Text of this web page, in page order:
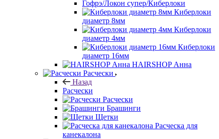
Гофрэ/Локон супер/Киберлоки
Киберлоки
диаметр 8мм
Киберлоки
диаметр 4мм
Киберлоки
диаметр 16мм
HAIRSHOP Анна
Расчески
Назад
Расчески
Расчески
Брашинги
Щетки
Расческа для
канекалона